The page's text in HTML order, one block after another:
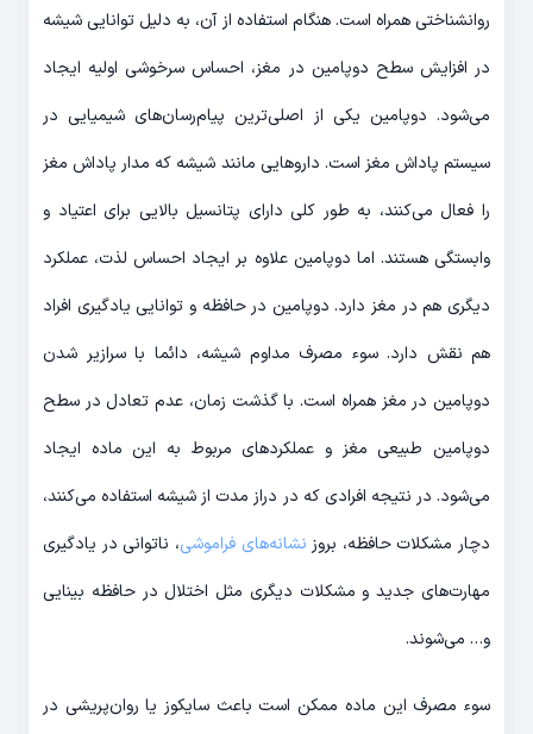
روانشناختی همراه است. هنگام استفاده از آن، به دلیل توانایی شیشه
در افزایش سطح دوپامین در مغز، احساس سرخوشی اولیه ایجاد
می‌شود. دوپامین یکی از اصلی‌ترین پیام‌رسان‌های شیمیایی در
سیستم پاداش مغز است. داروهایی مانند شیشه که مدار پاداش مغز
را فعال می‌کنند، به طور کلی دارای پتانسیل بالایی برای اعتیاد و
وابستگی هستند. اما دوپامین علاوه بر ایجاد احساس لذت، عملکرد
دیگری هم در مغز دارد. دوپامین در حافظه و توانایی یادگیری افراد
هم نقش دارد. سوء مصرف مداوم شیشه، دائما با سرازیر شدن
دوپامین در مغز همراه است. با گذشت زمان، عدم تعادل در سطح
دوپامین طبیعی مغز و عملکردهای مربوط به این ماده ایجاد
می‌شود. در نتیجه افرادی که در دراز مدت از شیشه استفاده می‌کنند،
دچار مشکلات حافظه، بروز نشانه‌های فراموشی، ناتوانی در یادگیری
مهارت‌های جدید و مشکلات دیگری مثل اختلال در حافظه بینایی
و… می‌شوند.
سوء مصرف این ماده ممکن است باعث سایکوز یا روان‌پریشی در